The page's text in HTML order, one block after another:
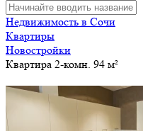
Недвижимость в Сочи
Квартиры
Новостройки
Квартира 2-комн. 94 м²